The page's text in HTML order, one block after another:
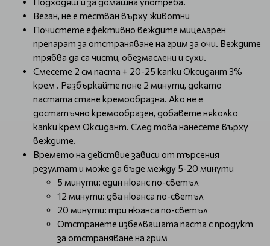
Веган, не е тестван върху животни
Почистете ефективно веждите мицеларен
препарат за отстраняване на грим за очи. Веждите
трябва да са чисти, обезмаслени и сухи.
Смесете 2 см паста + 20-25 капки Оксидант 3%
крем . Разбъркайте поне 2 минути, докато
пастата стане кремообразна. Ако не е
достатъчно кремообразен, добавете няколко
капки крем Оксидант. След това нанесете върху
веждите.
Времето на действие зависи от търсения
резултат и може да бъде между 5-20 минути
5 минути: един нюанс по-светъл
12 минути: два нюанса по-светъл
20 минути: три нюанса по-светъл
Отстранете избелващата паста с продукт
за отстраняване на грим